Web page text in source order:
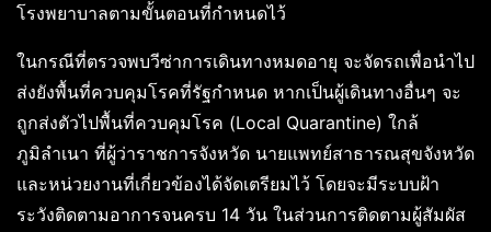
โรงพยาบาลตามขั้นตอนที่กำหนดไว้
ในกรณีที่ตรวจพบวีซ่าการเดินทางหมดอายุ จะจัดรถเพื่อนำไป
ส่งยังพื้นที่ควบคุมโรคที่รัฐกำหนด หากเป็นผู้เดินทางอื่นๆ จะ
ถูกส่งตัวไปพื้นที่ควบคุมโรค (Local Quarantine) ใกล้
ภูมิลำเนา ที่ผู้ว่าราชการจังหวัด นายแพทย์สาธารณสุขจังหวัด
และหน่วยงานที่เกี่ยวข้องได้จัดเตรียมไว้ โดยจะมีระบบฝ้า
ระวังติดตามอาการจนครบ 14 วัน ในส่วนการติดตามผู้สัมผัส